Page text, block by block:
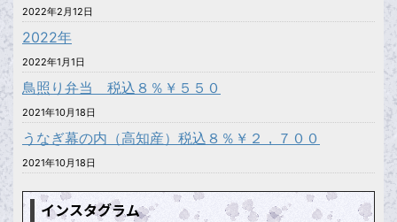
2022年2月12日
2022年
2022年1月1日
鳥照り弁当 税込８％￥５５０
2021年10月18日
うなぎ幕の内（高知産）税込８％￥２，７００
2021年10月18日
インスタグラム